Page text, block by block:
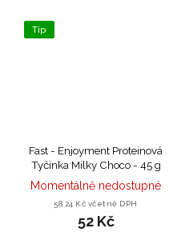
Tip
Fast - Enjoyment Proteinová
Tyčinka Milky Choco - 45 g
Momentálně nedostupné
58,24 Kč včetně DPH
52 Kč